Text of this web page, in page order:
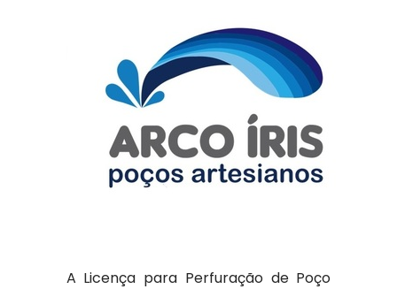
A Licença para Perfuração de Poço